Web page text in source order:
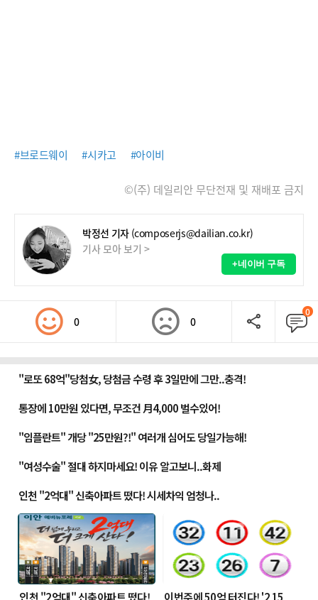
#브로드웨이 #시카고 #아이비
©(주) 데일리안 무단전재 및 재배포 금지
박정선 기자 (composerjs@dailian.co.kr)
기사 모아 보기 >
+네이버 구독
0 0
0